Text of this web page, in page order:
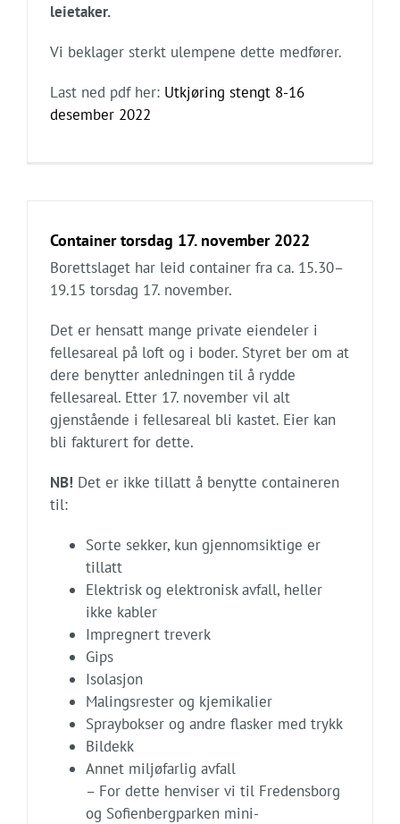
leietaker.
Vi beklager sterkt ulempene dette medfører.
Last ned pdf her: Utkjøring stengt 8-16
desember 2022
Container torsdag 17. november 2022
Borettslaget har leid container fra ca. 15.30–
19.15 torsdag 17. november.
Det er hensatt mange private eiendeler i
fellesareal på loft og i boder. Styret ber om at
dere benytter anledningen til å rydde
fellesareal. Etter 17. november vil alt
gjenstående i fellesareal bli kastet. Eier kan
bli fakturert for dette.
NB! Det er ikke tillatt å benytte containeren
til:
Sorte sekker, kun gjennomsiktige er
tillatt
Elektrisk og elektronisk avfall, heller
ikke kabler
Impregnert treverk
Gips
Isolasjon
Malingsrester og kjemikalier
Spraybokser og andre flasker med trykk
Bildekk
Annet miljøfarlig avfall
– For dette henviser vi til Fredensborg
og Sofienbergparken mini­